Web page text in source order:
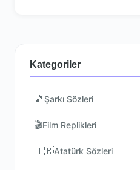
Kategoriler
🎵 Şarkı Sözleri
🎬Film Replikleri
🇹🇷Atatürk Sözleri